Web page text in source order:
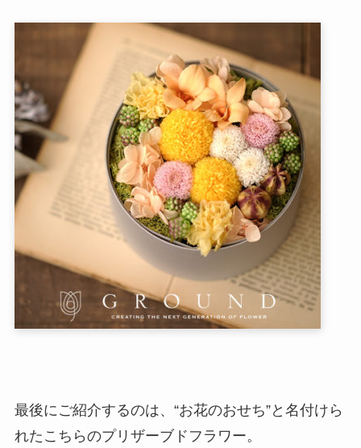
最後にご紹介するのは、“お花のおせち”と名付けら
れたこちらのプリザーブドフラワー。